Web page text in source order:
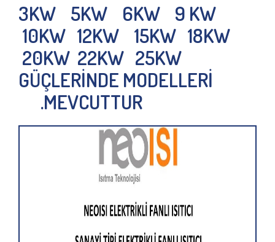
3KW 5KW 6KW 9 KW
10KW 12KW 15KW 18KW
20KW 22KW 25KW
GÜÇLERİNDE MODELLERİ
MEVCUTTUR.